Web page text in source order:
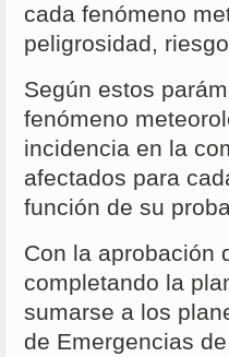
cada fenómeno
peligrosidad,
Según estos
fenómeno
incidencia en la
afectados para
función de su
Con la aprobación
completando la
sumarse a los
de Emergencias